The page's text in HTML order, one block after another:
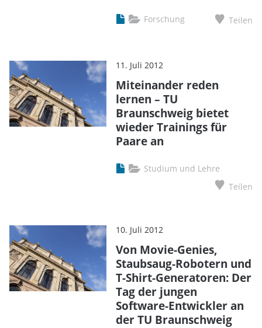
Forschung Teilen
11. Juli 2012
Miteinander reden
lernen – TU
Braunschweig bietet
wieder Trainings für
Paare an
Studium und Lehre
Teilen
10. Juli 2012
Von Movie-Genies,
Staubsaug-Robotern und
T-Shirt-Generatoren: Der
Tag der jungen
Software-Entwickler an
der TU Braunschweig